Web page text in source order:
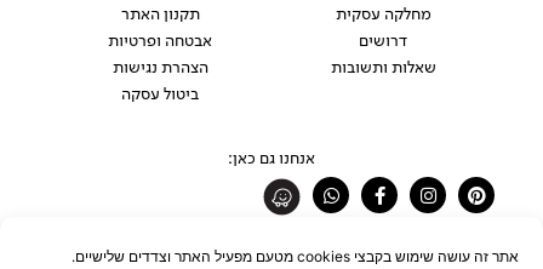
מחלקה עסקית
דרושים
שאלות ותשובות
תקנון האתר
אבטחה ופרטיות
הצהרת נגישות
ביטול עסקה
אנחנו גם כאן:
Pinterest
Instagram
Facebook-
f
Whatsapp